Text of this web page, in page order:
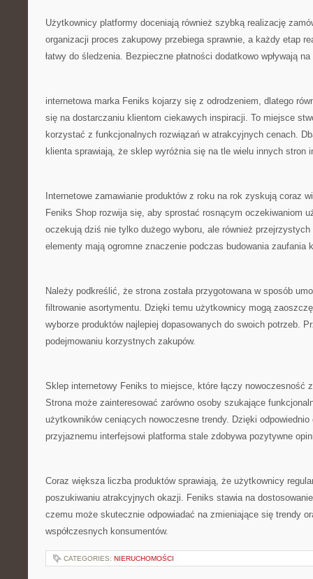
Użytkownicy platformy doceniają również szybką realizację
organizacji proces zakupowy przebiega sprawnie, a każdy etap
łatwy do śledzenia. Bezpieczne płatności dodatkowo wpływają
internetowa marka Feniks kojarzy się z odrodzeniem, dlatego
się na dostarczaniu klientom ciekawych inspiracji. To miejsce
korzystać z funkcjonalnych rozwiązań w atrakcyjnych cenach.
klienta sprawiają, że sklep wyróżnia się na tle wielu innych stron
Internetowe zamawianie produktów z roku na rok zyskują coraz
Feniks Shop rozwija się, aby sprostać rosnącym oczekiwaniom
oczekują dziś nie tylko dużego wyboru, ale również
elementy mają ogromne znaczenie podczas budowania zaufania
Należy podkreślić, że strona została przygotowana w sposób
filtrowanie asortymentu. Dzięki temu użytkownicy mogą
wyborze produktów najlepiej dopasowanych do swoich potrzeb.
podejmowaniu korzystnych zakupów.
Sklep internetowy Feniks to miejsce, które łączy nowoczesność
Strona może zainteresować zarówno osoby szukające
użytkowników ceniących nowoczesne trendy. Dzięki odpowiednio
przyjaznemu interfejsowi platforma stale zdobywa pozytywne
Coraz większa liczba produktów sprawiają, że użytkownicy
poszukiwaniu atrakcyjnych okazji. Feniks stawia na
czemu może skutecznie odpowiadać na zmieniające się trendy
współczesnych konsumentów.
CATEGORIES: NIERUCHOMOŚCI